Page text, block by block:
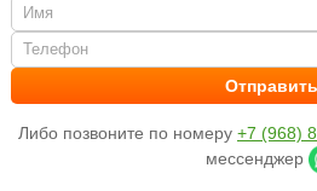
Либо позвоните по номеру +7 (968)
мессенджер